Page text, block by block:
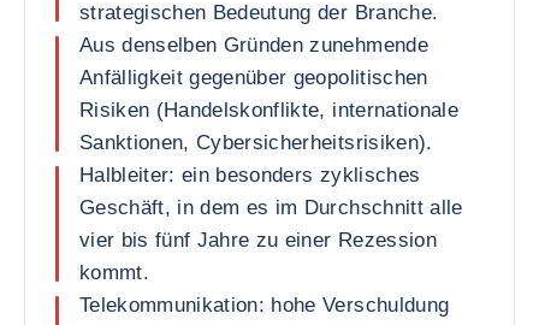
strategischen Bedeutung der Branche.
Aus denselben Gründen zunehmende
Anfälligkeit gegenüber geopolitischen
Risiken (Handelskonflikte, internationale
Sanktionen, Cybersicherheitsrisiken).
Halbleiter: ein besonders zyklisches
Geschäft, in dem es im Durchschnitt alle
vier bis fünf Jahre zu einer Rezession
kommt.
Telekommunikation: hohe Verschuldung